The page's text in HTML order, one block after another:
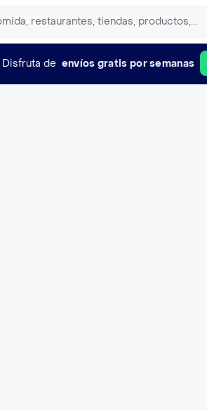
Disfruta de envíos gratis por semanas